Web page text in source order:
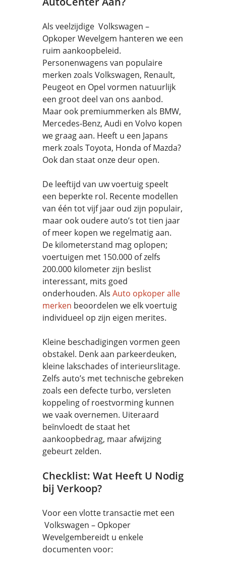
Als veelzijdige Volkswagen –
Opkoper Wevelgem hanteren we een
ruim aankoopbeleid.
Personenwagens van populaire
merken zoals Volkswagen, Renault,
Peugeot en Opel vormen natuurlijk
een groot deel van ons aanbod.
Maar ook premiummerken als BMW,
Mercedes-Benz, Audi en Volvo kopen
we graag aan. Heeft u een Japans
merk zoals Toyota, Honda of Mazda?
Ook dan staat onze deur open.
De leeftijd van uw voertuig speelt
een beperkte rol. Recente modellen
van één tot vijf jaar oud zijn populair,
maar ook oudere auto’s tot tien jaar
of meer kopen we regelmatig aan.
De kilometerstand mag oplopen;
voertuigen met 150.000 of zelfs
200.000 kilometer zijn beslist
interessant, mits goed
onderhouden. Als Auto opkoper alle
merken beoordelen we elk voertuig
individueel op zijn eigen merites.
Kleine beschadigingen vormen geen
obstakel. Denk aan parkeerdeuken,
kleine lakschades of interieurslitage.
Zelfs auto’s met technische gebreken
zoals een defecte turbo, versleten
koppeling of roestvorming kunnen
we vaak overnemen. Uiteraard
beïnvloedt de staat het
aankoopbedrag, maar afwijzing
gebeurt zelden.
Checklist: Wat Heeft U Nodig
bij Verkoop?
Voor een vlotte transactie met een
Volkswagen – Opkoper
Wevelgembereidt u enkele
documenten voor: